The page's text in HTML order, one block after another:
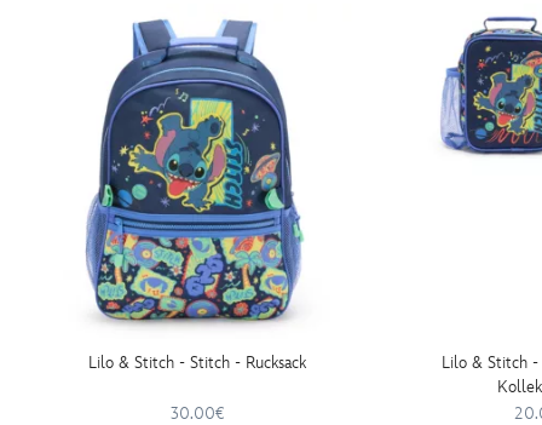
Lilo & Stitch - Stitch - Rucksack
30.00€
Lilo & Stitch -